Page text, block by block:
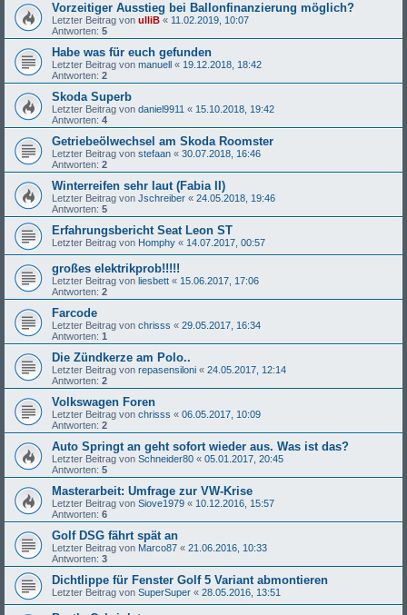
Vorzeitiger Ausstieg bei Ballonfinanzierung möglich?
Letzter Beitrag von ulliB « 11.02.2019, 10:07
Antworten: 5
Habe was für euch gefunden
Letzter Beitrag von manuell « 19.12.2018, 18:42
Antworten: 2
Skoda Superb
Letzter Beitrag von daniel9911 « 15.10.2018, 19:42
Antworten: 4
Getriebeölwechsel am Skoda Roomster
Letzter Beitrag von stefaan « 30.07.2018, 16:46
Antworten: 2
Winterreifen sehr laut (Fabia II)
Letzter Beitrag von Jschreiber « 24.05.2018, 19:46
Antworten: 5
Erfahrungsbericht Seat Leon ST
Letzter Beitrag von Homphy « 14.07.2017, 00:57
großes elektrikprob!!!!!
Letzter Beitrag von liesbett « 15.06.2017, 17:06
Antworten: 2
Farcode
Letzter Beitrag von chrisss « 29.05.2017, 16:34
Antworten: 1
Die Zündkerze am Polo..
Letzter Beitrag von repasensiloni « 24.05.2017, 12:14
Antworten: 2
Volkswagen Foren
Letzter Beitrag von chrisss « 06.05.2017, 10:09
Antworten: 2
Auto Springt an geht sofort wieder aus. Was ist das?
Letzter Beitrag von Schneider80 « 05.01.2017, 20:45
Antworten: 5
Masterarbeit: Umfrage zur VW-Krise
Letzter Beitrag von Siove1979 « 10.12.2016, 15:57
Antworten: 6
Golf DSG fährt spät an
Letzter Beitrag von Marco87 « 21.06.2016, 10:33
Antworten: 3
Dichtlippe für Fenster Golf 5 Variant abmontieren
Letzter Beitrag von SuperSuper « 28.05.2016, 13:51